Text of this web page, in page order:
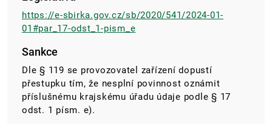
https://e-sbirka.gov.cz/sb/2020/541/2024-01-
01#par_17-odst_1-pism_e
Sankce
Dle § 119 se provozovatel zařízení dopustí
přestupku tím, že nesplní povinnost oznámit
příslušnému krajskému úřadu údaje podle § 17
odst. 1 písm. e).